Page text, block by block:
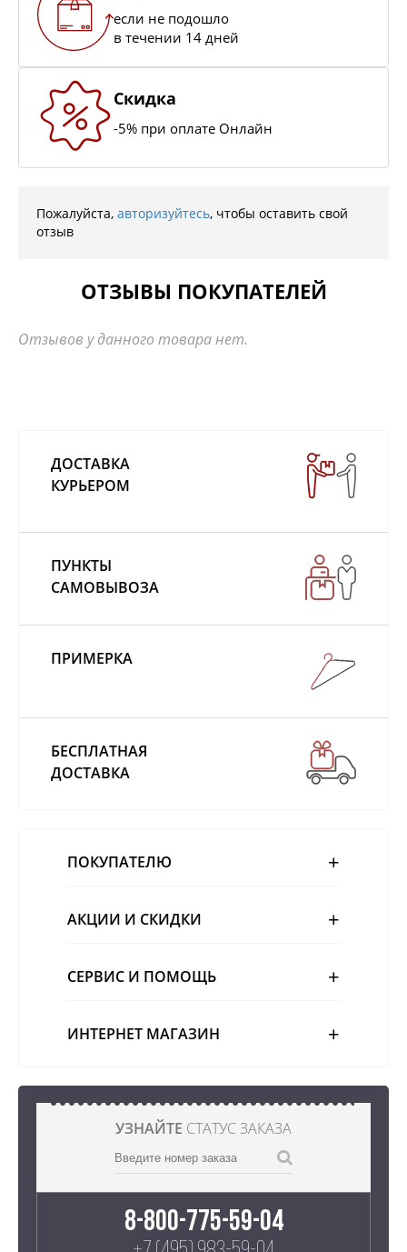
если не подошло
в течении 14 дней
Скидка
-5% при оплате Онлайн
Пожалуйста, авторизуйтесь, чтобы оставить свой
отзыв
ОТЗЫВЫ ПОКУПАТЕЛЕЙ
Отзывов у данного товара нет.
ДОСТАВКА
КУРЬЕРОМ
ПУНКТЫ
САМОВЫВОЗА
ПРИМЕРКА
БЕСПЛАТНАЯ
ДОСТАВКА
ПОКУПАТЕЛЮ
АКЦИИ И СКИДКИ
СЕРВИС И ПОМОЩЬ
ИНТЕРНЕТ МАГАЗИН
УЗНАЙТЕ СТАТУС ЗАКАЗА
8-800-775-59-04